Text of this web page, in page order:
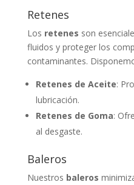
Retenes
Los retenes son
fluidos y proteger los
contaminantes.
Retenes de Aceite:
lubricación.
Retenes de Goma:
al desgaste.
Baleros
Nuestros baleros